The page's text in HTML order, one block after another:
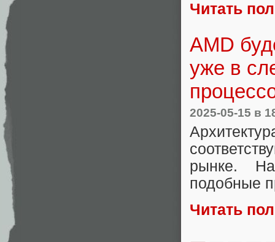
Читать
AMD
уже в
2025-05-15 в
рынке.
подобные
Читать